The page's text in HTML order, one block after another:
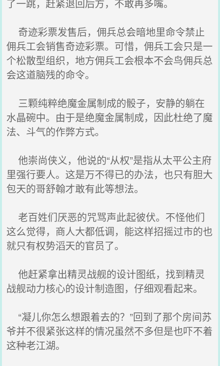
了一跳，赶紧退回后方，不敢再多嘴。
奇迹彩票发售后，佣兵总会暗地里命令禁止
佣兵工会销售奇迹彩票。可惜，佣兵工会只是一
个松散型组织，地方佣兵工会根本不会鸟佣兵总
会这道脑残的命令。
三颗纯粹绝魔金属制成的骰子，安静的躺在
水晶碗中。由于是绝魔金属制成，因此杜绝了魔
法、斗气的作弊方式。
他崇尚侠义，他说的“从权”是指从太平公主府
里强行要人。这是万不得已的办法，也只有胆大
包天的哥舒翰才敢有此等想法。
老百姓们厌恶的咒骂声此起彼伏。不怪他们
这么觉得，商人大都低调，能这样招摇过市的也
就只有权势滔天的官员了。
他赶紧拿出精灵战舰的设计图纸，找到精灵
战舰动力核心的设计制造图，仔细观看起来。
“凝儿你怎么想跟着去的？”回到了那个房间苏
爷并不很紧张这样的情况虽然不多但是也吓不着
这种老江湖。